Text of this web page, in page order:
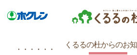
くるるの杜からのお